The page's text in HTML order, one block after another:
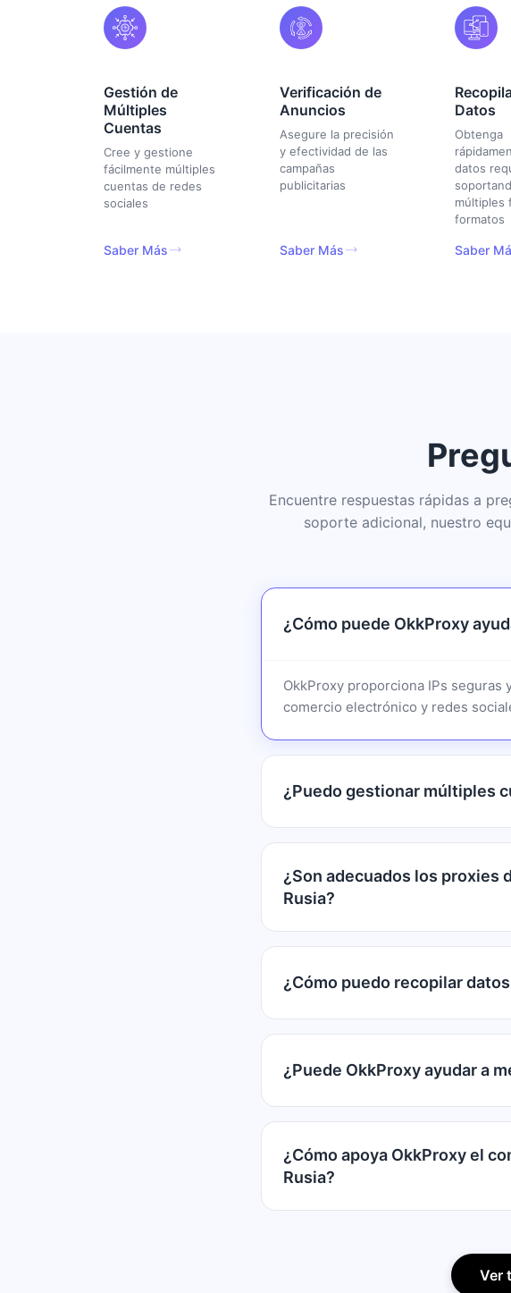
Gestión de
Múltiples
Cuentas
Cree y gestione
fácilmente múltiples
cuentas de redes
sociales
Saber Más
Verificación de
Anuncios
Asegure la precisión
y efectividad de las
campañas
publicitarias
Saber Más
Datos
Obtenga
datos
múltiples
formatos
Saber
Encuentre respuestas rápidas a
soporte adicional, nuestro
¿Cómo puede OkkProxy
OkkProxy proporciona IPs seguras
comercio electrónico y redes
¿Puedo gestionar múltiples
¿Son adecuados los proxies
Rusia?
¿Cómo puedo recopilar
¿Puede OkkProxy ayudar a
¿Cómo apoya OkkProxy el
Rusia?
Ver